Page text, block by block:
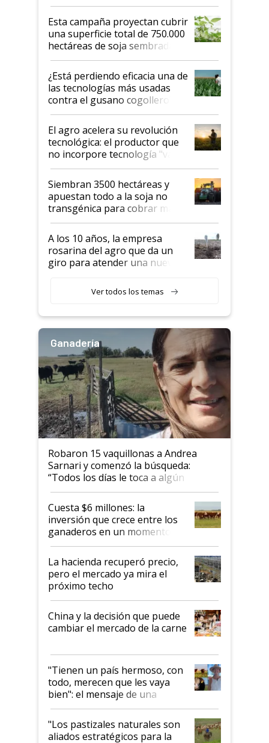
Esta campaña proyectan cubrir
una superficie total de 750.000
hectáreas de soja sembradas
con una nueva generación de
variedades que marcan un
salto tecnológico en genética y
rendimiento
¿Está perdiendo eficacia una de
las tecnologías más usadas
contra el gusano cogollero? El
desafío de una tecnología clave
El agro acelera su revolución
tecnológica: el productor que
no incorpore tecnología "va a
perder el tren"
Siembran 3500 hectáreas y
apuestan todo a la soja no
transgénica para cobrar más
por tonelada: compraron un
semillero
A los 10 años, la empresa
rosarina del agro que da un
giro para atender una nueva
Ver todos los temas
Ganadería
Robaron 15 vaquillonas a Andrea
Sarnari y comenzó la búsqueda:
“Todos los días le toca a algún
productor”
Cuesta $6 millones: la
inversión que crece entre los
ganaderos en un momento
histórico para la actividad
La hacienda recuperó precio,
pero el mercado ya mira el
próximo techo
China y la decisión que puede
cambiar el mercado de la carne
"Tienen un país hermoso, con
todo, merecen que les vaya
bien": el mensaje de una
ganadera uruguaya sobre las
oportunidades que se abren
para el agro en Argentina, con
"Los pastizales naturales son
aliados estratégicos para la